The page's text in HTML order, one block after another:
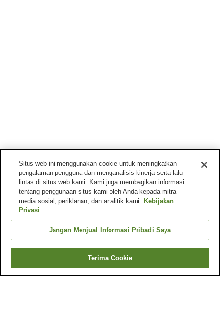
Kembali
Situs web ini menggunakan cookie untuk meningkatkan
pengalaman pengguna dan menganalisis kinerja serta lalu
lintas di situs web kami. Kami juga membagikan informasi
tentang penggunaan situs kami oleh Anda kepada mitra
media sosial, periklanan, dan analitik kami. Kebijakan
Privasi
Jangan Menjual Informasi Pribadi Saya
Terima Cookie